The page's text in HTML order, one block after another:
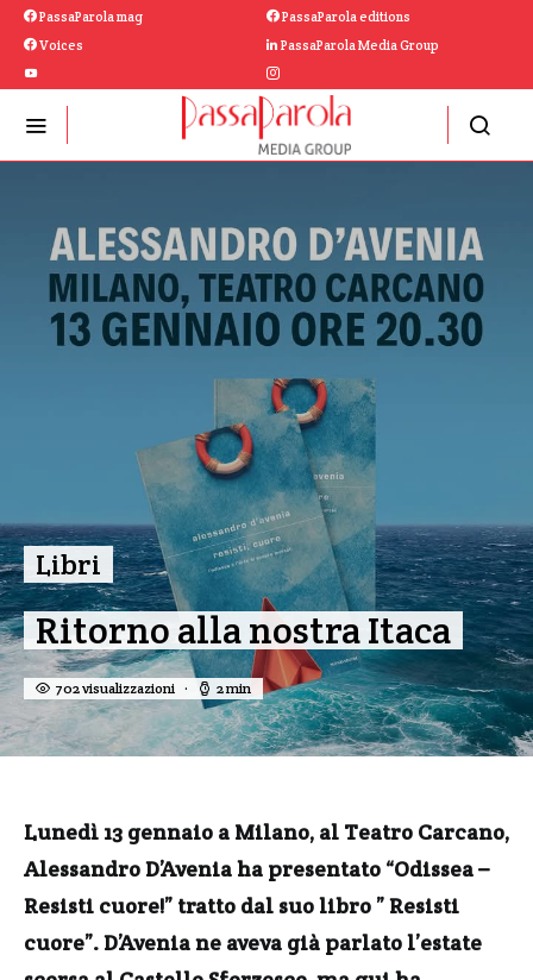
PassaParola mag
PassaParola editions
Voices
PassaParola Media Group
Libri
Ritorno alla nostra Itaca
702 visualizzazioni 2 min
Lunedì 13 gennaio a Milano, al Teatro Carcano,
Alessandro D’Avenia ha presentato “Odissea –
Resisti cuore!” tratto dal suo libro ” Resisti
cuore”. D’Avenia ne aveva già parlato l’estate